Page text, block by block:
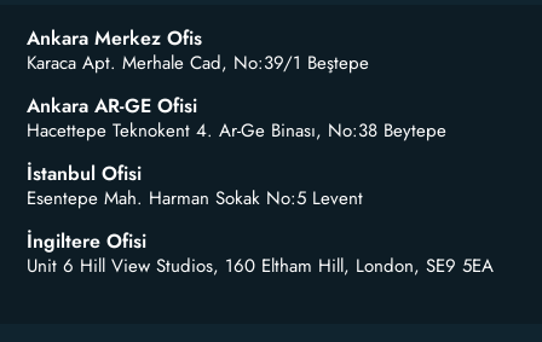
Ankara Merkez Ofis
Karaca Apt. Merhale Cad, No:39/1 Beştepe
Ankara AR-GE Ofisi
Hacettepe Teknokent 4. Ar-Ge Binası, No:38 Beytepe
İstanbul Ofisi
Esentepe Mah. Harman Sokak No:5 Levent
İngiltere Ofisi
Unit 6 Hill View Studios, 160 Eltham Hill, London, SE9 5EA